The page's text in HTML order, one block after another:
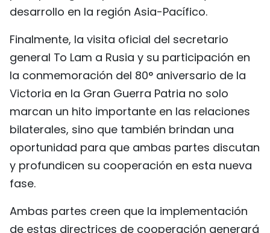
desarrollo en la región Asia-Pacífico.
Finalmente, la visita oficial del secretario
general To Lam a Rusia y su participación en
la conmemoración del 80° aniversario de la
Victoria en la Gran Guerra Patria no solo
marcan un hito importante en las relaciones
bilaterales, sino que también brindan una
oportunidad para que ambas partes discutan
y profundicen su cooperación en esta nueva
fase.
Ambas partes creen que la implementación
de estas directrices de cooperación generará